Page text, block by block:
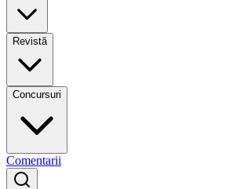
Revistă
Concursuri
Comentarii